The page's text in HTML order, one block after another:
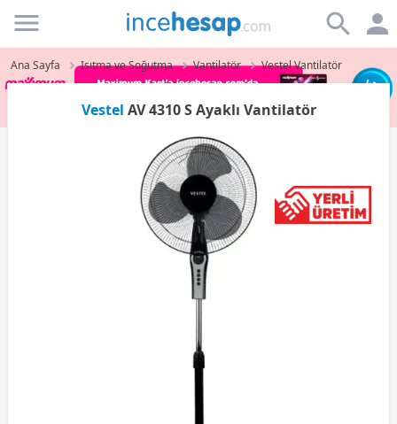
Incehesap
Ana Sayfa Isıtma ve Soğutma Vantilatör Vestel Vantilatör
Vestel AV 4310 S Ayaklı Vantilatör